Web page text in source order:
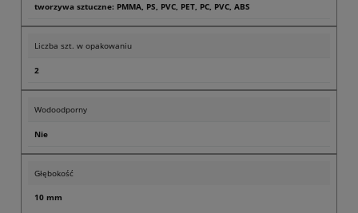
tworzywa sztuczne: PMMA, PS, PVC, PET, PC, PVC, ABS
Liczba szt. w opakowaniu
2
Wodoodporny
Nie
Głębokość
10 mm